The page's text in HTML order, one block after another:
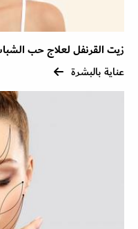
زيت القرنفل لعلاج حب
عناية بالبشرة